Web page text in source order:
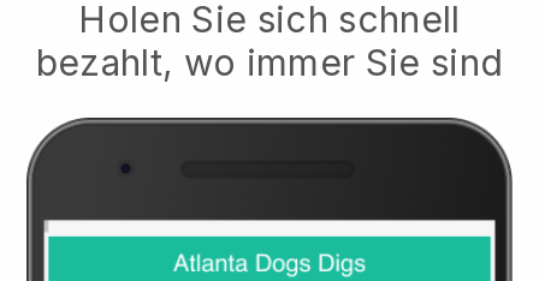
Holen Sie sich schnell
bezahlt, wo immer Sie sind